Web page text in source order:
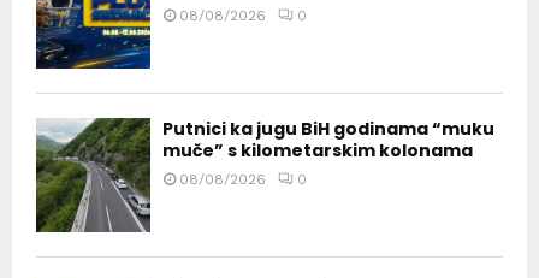
08/08/2026 0
Putnici ka jugu BiH godinama “muku
muče” s kilometarskim kolonama
08/08/2026 0